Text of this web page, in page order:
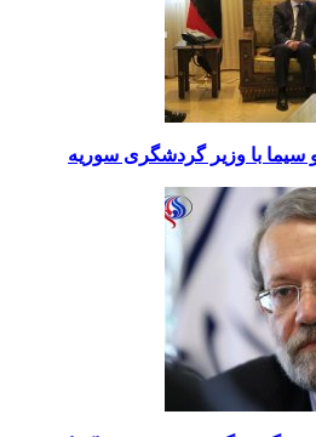
با وزیر گردشگری سوریه